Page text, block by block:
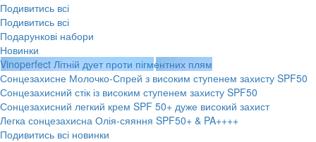
Подивитись всі
Подивитись всі
Подарункові набори
Новинки
Vinoperfect Літній дует проти пігментних плям
Сонцезахисне Молочко-Спрей з високим ступенем захисту SPF50
Сонцезахисний стік із високим ступенем захисту SPF50
Сонцезахисний легкий крем SPF 50+ дуже високий захист
Легка сонцезахисна Олія-сяяння SPF50+ & PA++++
Подивитись всі новинки